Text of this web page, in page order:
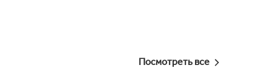
Посмотреть все